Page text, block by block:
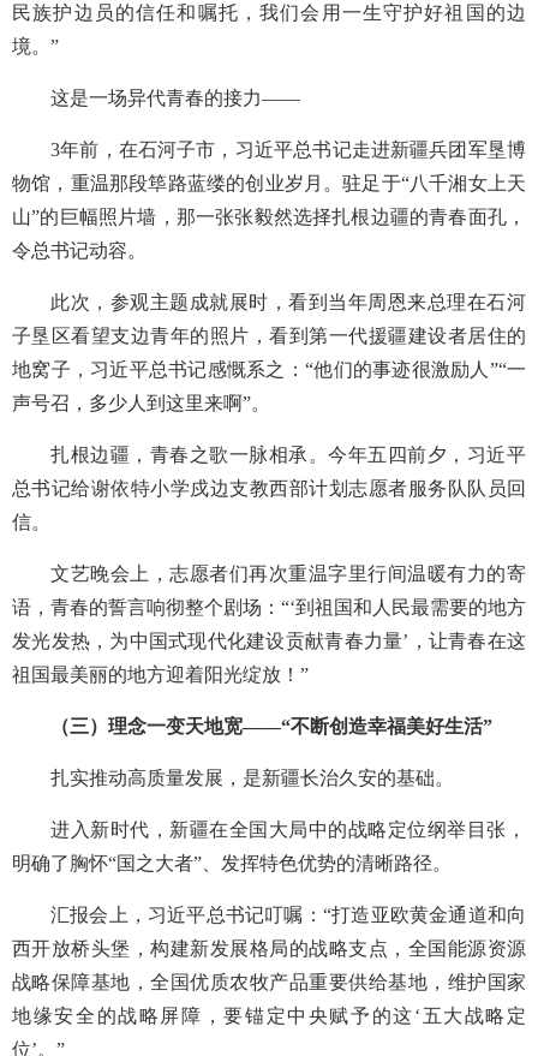
民族护边员的信任和嘱托，我们会用一生守护好祖国的边
境。”
这是一场异代青春的接力——
3年前，在石河子市，习近平总书记走进新疆兵团军垦博
物馆，重温那段筚路蓝缕的创业岁月。驻足于“八千湘女上天
山”的巨幅照片墙，那一张张毅然选择扎根边疆的青春面孔，
令总书记动容。
此次，参观主题成就展时，看到当年周恩来总理在石河
子垦区看望支边青年的照片，看到第一代援疆建设者居住的
地窝子，习近平总书记感慨系之：“他们的事迹很激励人”“一
声号召，多少人到这里来啊”。
扎根边疆，青春之歌一脉相承。今年五四前夕，习近平
总书记给谢依特小学戍边支教西部计划志愿者服务队队员回
信。
文艺晚会上，志愿者们再次重温字里行间温暖有力的寄
语，青春的誓言响彻整个剧场：“‘到祖国和人民最需要的地方
发光发热，为中国式现代化建设贡献青春力量’，让青春在这
祖国最美丽的地方迎着阳光绽放！”
（三）理念一变天地宽——“不断创造幸福美好生活”
扎实推动高质量发展，是新疆长治久安的基础。
进入新时代，新疆在全国大局中的战略定位纲举目张，
明确了胸怀“国之大者”、发挥特色优势的清晰路径。
汇报会上，习近平总书记叮嘱：“打造亚欧黄金通道和向
西开放桥头堡，构建新发展格局的战略支点，全国能源资源
战略保障基地，全国优质农牧产品重要供给基地，维护国家
地缘安全的战略屏障，要锚定中央赋予的这‘五大战略定
位’。”